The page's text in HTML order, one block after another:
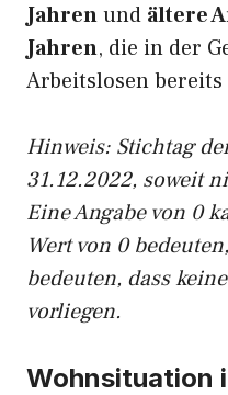
Jahrenund ältere
Jahren, die in der
Arbeitslosen
Hinweis: Stichtag
31.12.2022, soweit
Eine Angabe von 0
Wert von 0
bedeuten, dass
vorliegen.
Wohnsituation